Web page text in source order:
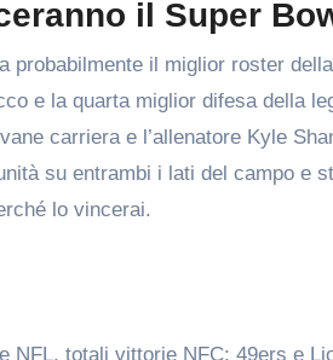
il Super
probabilmente il miglior roster
e la quarta miglior difesa della
carriera e l’allenatore Kyle
su entrambi i lati del campo e
lo vincerai.
NFL, totali vittorie NFC: 49ers e